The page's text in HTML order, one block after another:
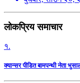
लोकप्रिय समाचार
१.
क्यान्सर पीडित बामपन्थी नेता